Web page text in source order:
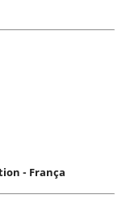
- França